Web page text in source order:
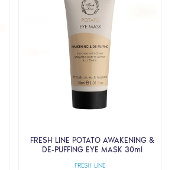
FRESH LINE
FRESH LINE POTATO AWAKENING &
DE-PUFFING EYE MASK 30ml